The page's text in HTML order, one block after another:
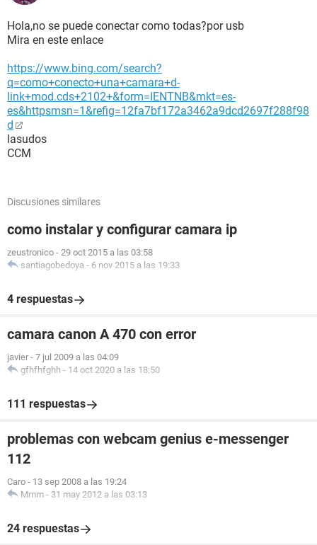
Hola,no se puede conectar como todas?por usb
Mira en este enlace
https://www.bing.com/search?
q=como+conecto+una+camara+d-
link+mod.cds+2102+&form=IENTNB&mkt=es-
es&httpsmsn=1&refig=12fa7bf172a3462a9dcd2697f288f98
d
lasudos
CCM
Discusiones similares
como instalar y configurar camara ip
zeustronico - 29 oct 2015 a las 03:58
santiagobedoya - 6 nov 2015 a las 19:33
4 respuestas
camara canon A 470 con error
javier - 7 jul 2009 a las 04:09
gfhfhfghh - 14 oct 2020 a las 18:50
111 respuestas
problemas con webcam genius e-messenger
112
Caro - 13 sep 2008 a las 19:24
Mmm - 31 may 2012 a las 03:13
24 respuestas